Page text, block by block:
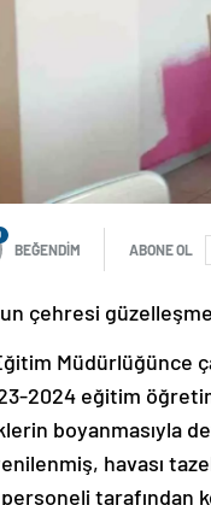
BEĞENDİM ABONE OL
çehresi
Müdürlüğünce
2024 eğitim
boyanmasıyla
havası
tarafından